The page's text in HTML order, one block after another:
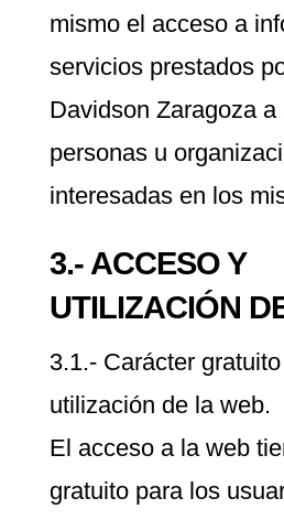
mismo el acceso a
servicios prestados
Davidson Zaragoza a
personas u
interesadas en los
3.- ACCESO Y
UTILIZACIÓN
3.1.- Carácter
utilización de la web.
El acceso a la web
gratuito para los